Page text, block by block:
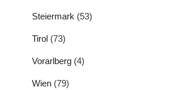
Steiermark (53)
Tirol (73)
Vorarlberg (4)
Wien (79)